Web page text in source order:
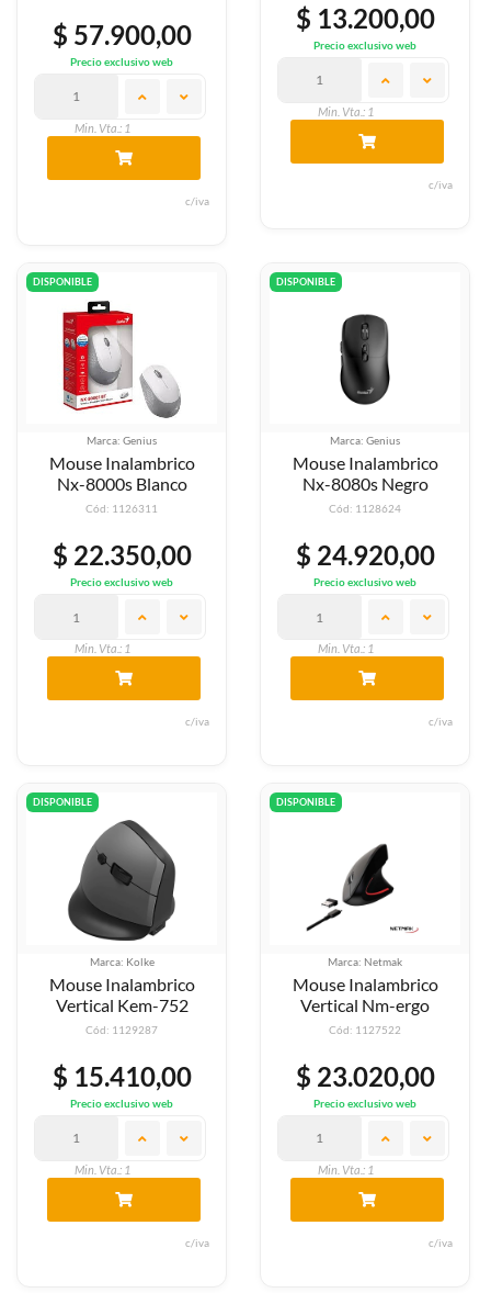
$ 57.900,00
Precio exclusivo web
Min. Vta.: 1
c/iva
$ 13.200,00
Precio exclusivo web
Min. Vta.: 1
c/iva
DISPONIBLE
Marca: Genius
Mouse Inalambrico
Nx-8000s Blanco
Cód: 1126311
$ 22.350,00
Precio exclusivo web
Min. Vta.: 1
c/iva
DISPONIBLE
Marca: Genius
Mouse Inalambrico
Nx-8080s Negro
Cód: 1128624
$ 24.920,00
Precio exclusivo web
Min. Vta.: 1
c/iva
DISPONIBLE
Marca: Kolke
Mouse Inalambrico
Vertical Kem-752
Cód: 1129287
$ 15.410,00
Precio exclusivo web
Min. Vta.: 1
c/iva
DISPONIBLE
Marca: Netmak
Mouse Inalambrico
Vertical Nm-ergo
Cód: 1127522
$ 23.020,00
Precio exclusivo web
Min. Vta.: 1
c/iva